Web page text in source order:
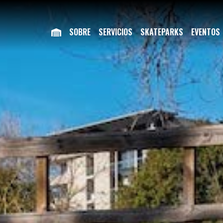
SOBRE SERVICIOS SKATEPARKS EVENTOS